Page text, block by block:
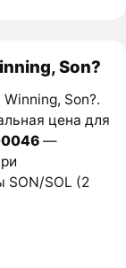
Son?
Son?.
цена для
—
SON/SOL (2